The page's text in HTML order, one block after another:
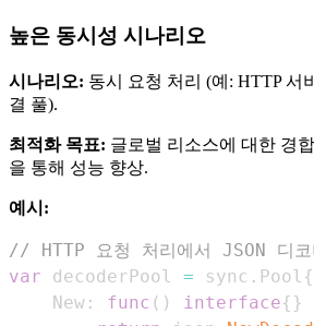
높은 동시성 시나리오
시나리오: 동시 요청 처리 (예: HTTP 서
결 풀).
최적화 목표: 글로벌 리소스에 대한 경
을 통해 성능 향상.
예시:
// HTTP 요청 처리에서 JSON 디코
var decoderPool = sync . Pool {
    New
: func ( ) interface{ }